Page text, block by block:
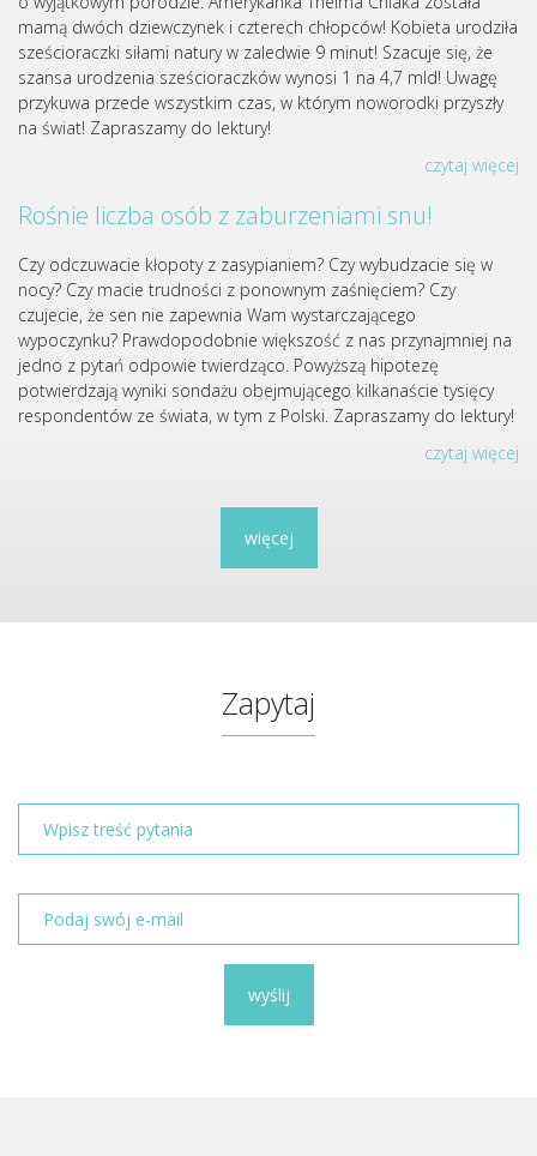
mamą dwóch dziewczynek i czterech chłopców! Kobieta urodziła
sześcioraczki siłami natury w zaledwie 9 minut! Szacuje się, że
szansa urodzenia sześcioraczków wynosi 1 na 4,7 mld! Uwagę
przykuwa przede wszystkim czas, w którym noworodki przyszły
na świat! Zapraszamy do lektury!
czytaj więcej
Rośnie liczba osób z zaburzeniami snu!
Czy odczuwacie kłopoty z zasypianiem? Czy wybudzacie się w
nocy? Czy macie trudności z ponownym zaśnięciem? Czy
czujecie, że sen nie zapewnia Wam wystarczającego
wypoczynku? Prawdopodobnie większość z nas przynajmniej na
jedno z pytań odpowie twierdząco. Powyższą hipotezę
potwierdzają wyniki sondażu obejmującego kilkanaście tysięcy
respondentów ze świata, w tym z Polski. Zapraszamy do lektury!
czytaj więcej
więcej
Zapytaj
wyślij